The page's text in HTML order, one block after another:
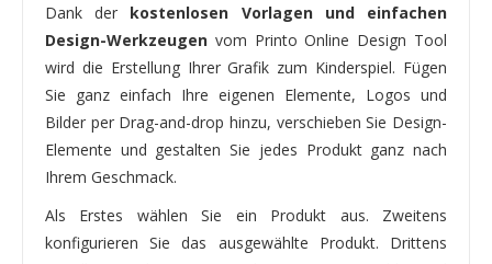
Dank der kostenlosen Vorlagen und einfachen
Design-Werkzeugen vom Printo Online Design Tool
wird die Erstellung Ihrer Grafik zum Kinderspiel. Fügen
Sie ganz einfach Ihre eigenen Elemente, Logos und
Bilder per Drag-and-drop hinzu, verschieben Sie Design-
Elemente und gestalten Sie jedes Produkt ganz nach
Ihrem Geschmack.
Als Erstes wählen Sie ein Produkt aus. Zweitens
konfigurieren Sie das ausgewählte Produkt. Drittens